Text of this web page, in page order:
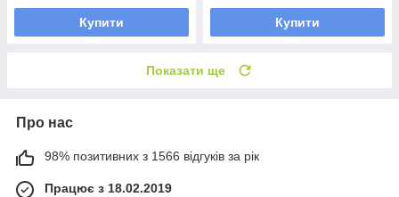
Купити Купити
Показати ще
Про нас
98% позитивних з 1566 відгуків за рік
Працює з 18.02.2019